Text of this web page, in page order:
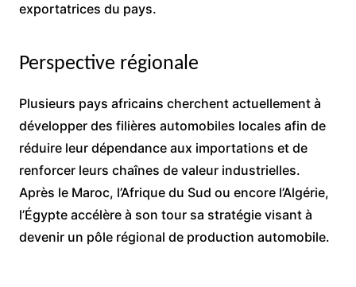
exportatrices du pays.
Perspective régionale
Plusieurs pays africains cherchent actuellement à
développer des filières automobiles locales afin de
réduire leur dépendance aux importations et de
renforcer leurs chaînes de valeur industrielles.
Après le Maroc, l’Afrique du Sud ou encore l’Algérie,
l’Égypte accélère à son tour sa stratégie visant à
devenir un pôle régional de production automobile.